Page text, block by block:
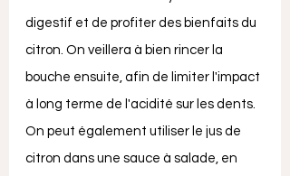
digestif et de profiter des bienfaits du
citron. On veillera à bien rincer la
bouche ensuite, afin de limiter l'impact
à long terme de l'acidité sur les dents.
On peut également utiliser le jus de
citron dans une sauce à salade, en